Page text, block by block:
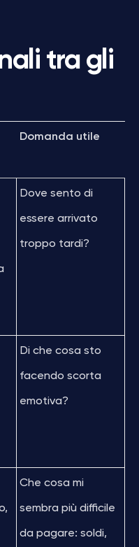
tra gli
Domanda utile
Dove sento di
essere arrivato
troppo tardi?
Di che cosa sto
facendo scorta
emotiva?
Che cosa mi
sembra più difficile
da pagare: soldi,